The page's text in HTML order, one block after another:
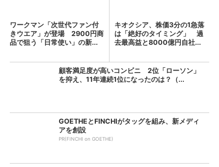
ワークマン「次世代ファン付
きウエア」が登場 2900円商
品で狙う「日常使い」の新...
キオクシア、株価3分の1急落
は「絶好のタイミング」 過
去最高益と8000億円自社...
顧客満足度が高いコンビニ 2位「ローソン」
を抑え、11年連続1位になったのは？（...
GOETHEとFINCHIがタッグを組み、新メディ
アを創設
PR(FINCHI on GOETHE)